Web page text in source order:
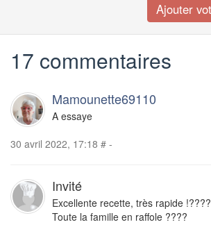
17 commentaires
Mamounette69110
A essaye
30 avril 2022, 17:18 # -
Invité
Excellente recette, très rapide !????
Toute la famille en raffole ????